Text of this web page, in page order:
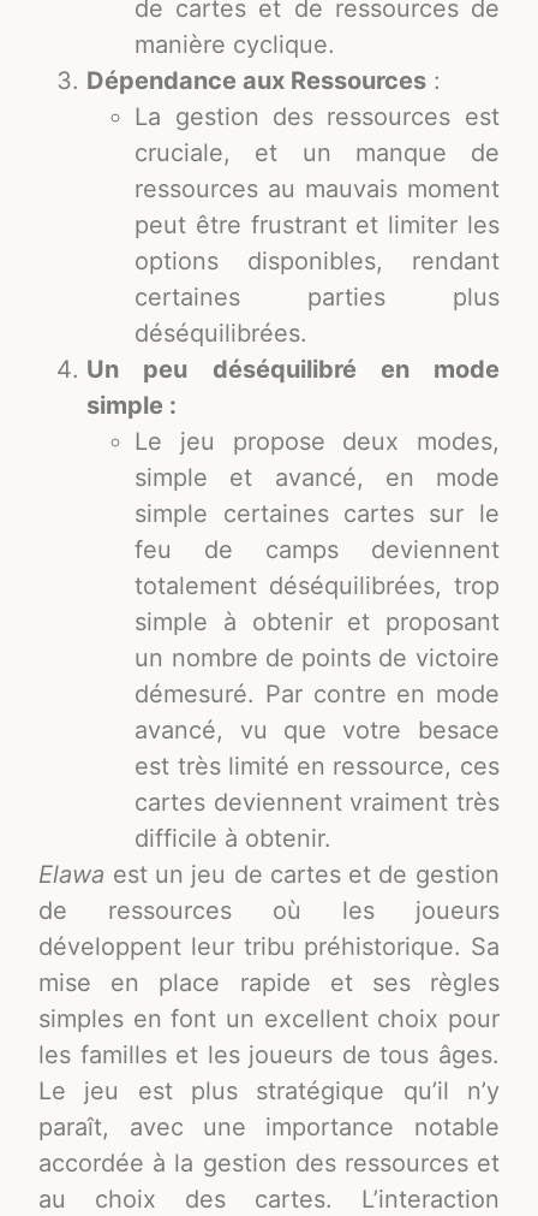
de cartes et de ressources de
manière cyclique.
Dépendance aux Ressources :
La gestion des ressources est
cruciale, et un manque de
ressources au mauvais moment
peut être frustrant et limiter les
options disponibles, rendant
certaines parties plus
déséquilibrées.
Un peu déséquilibré en mode
simple :
Le jeu propose deux modes,
simple et avancé, en mode
simple certaines cartes sur le
feu de camps deviennent
totalement déséquilibrées, trop
simple à obtenir et proposant
un nombre de points de victoire
démesuré. Par contre en mode
avancé, vu que votre besace
est très limité en ressource, ces
cartes deviennent vraiment très
difficile à obtenir.
Elawa est un jeu de cartes et de gestion
de ressources où les joueurs
développent leur tribu préhistorique. Sa
mise en place rapide et ses règles
simples en font un excellent choix pour
les familles et les joueurs de tous âges.
Le jeu est plus stratégique qu’il n’y
paraît, avec une importance notable
accordée à la gestion des ressources et
au choix des cartes. L’interaction